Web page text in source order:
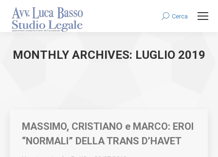
Search:
Cerca
MONTHLY ARCHIVES: LUGLIO 2019
MASSIMO, CRISTIANO e MARCO: EROI
“NORMALI” DELLA TRANS D’HAVET